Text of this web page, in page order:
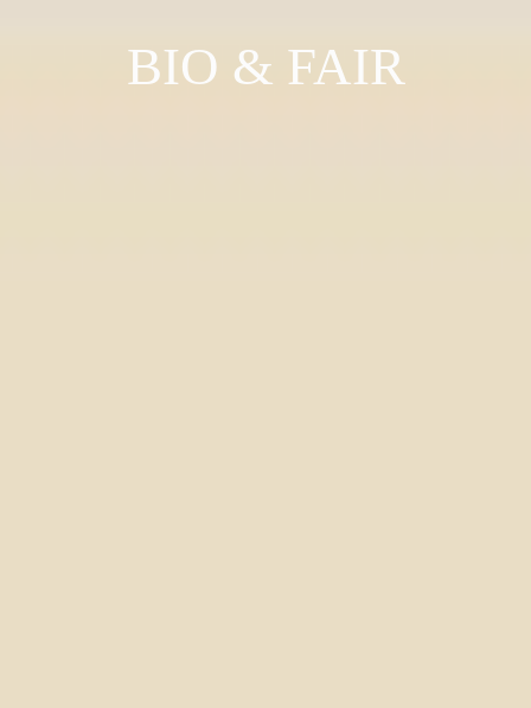
BIO & FAIR